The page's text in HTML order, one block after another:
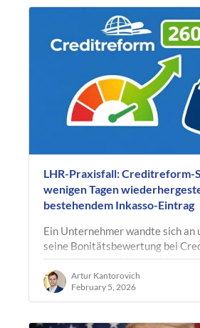
LHR-Praxisfall: Creditreform-
wenigen Tagen
bestehendem Inkasso-Eintrag
Ein Unternehmer wandte sich an
seine Bonitätsbewertung bei
kurzfristig deutlich
Hintergrund war ein Inkasso-
Artur Kantorovich
February 5, 2026